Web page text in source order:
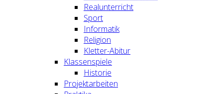
Realunterricht
Sport
Informatik
Religion
Kletter-Abitur
Klassenspiele
Historie
Projektarbeiten